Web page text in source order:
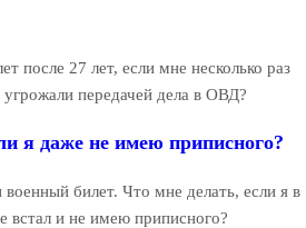
после 27 лет, если мне несколько раз
передачей дела в ОВД?
я даже не имею приписного?
билет. Что мне делать, если я в
встал и не имею приписного?